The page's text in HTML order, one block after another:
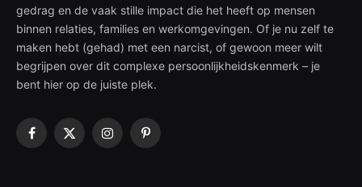
gedrag en de vaak stille impact die het heeft op mensen
binnen relaties, families en werkomgevingen. Of je nu zelf te
maken hebt (gehad) met een narcist, of gewoon meer wilt
begrijpen over dit complexe persoonlijkheidskenmerk – je
bent hier op de juiste plek.
Facebook
X
InstagramPinterest